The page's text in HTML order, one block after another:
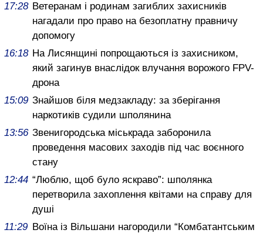
17:28 Ветеранам і родинам загиблих захисників
нагадали про право на безоплатну правничу
допомогу
16:18 На Лисянщині попрощаються із захисником,
який загинув внаслідок влучання ворожого FPV-
дрона
15:09 Знайшов біля медзакладу: за зберігання
наркотиків судили шполянина
13:56 Звенигородська міськрада заборонила
проведення масових заходів під час воєнного
стану
12:44 “Люблю, щоб було яскраво”: шполянка
перетворила захоплення квітами на справу для
душі
11:29 Воїна із Вільшани нагородили “Комбатантським